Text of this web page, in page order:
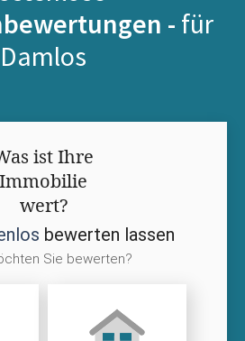
- für
Damlos
ist Ihre
Immobilie
wert?
bewerten lassen
Sie bewerten?